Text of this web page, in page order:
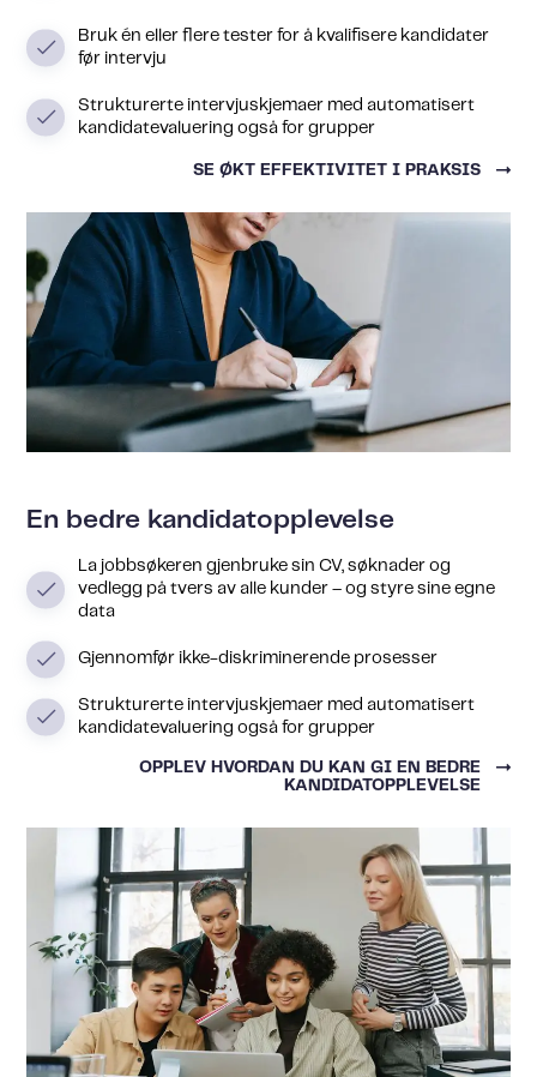
Bruk én eller flere tester for å kvalifisere kandidater
før intervju
Strukturerte intervjuskjemaer med automatisert
kandidatevaluering også for grupper
SE ØKT EFFEKTIVITET I PRAKSIS
En bedre kandidatopplevelse
La jobbsøkeren gjenbruke sin CV, søknader og
vedlegg på tvers av alle kunder – og styre sine egne
data
Gjennomfør ikke-diskriminerende prosesser
Strukturerte intervjuskjemaer med automatisert
kandidatevaluering også for grupper
OPPLEV HVORDAN DU KAN GI EN BEDRE
KANDIDATOPPLEVELSE